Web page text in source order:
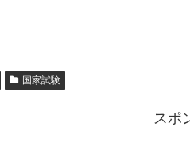
国家試験
スポ